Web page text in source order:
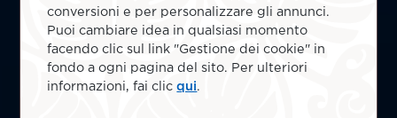
conversioni e per personalizzare gli annunci.
Puoi cambiare idea in qualsiasi momento
facendo clic sul link "Gestione dei cookie" in
fondo a ogni pagina del sito. Per ulteriori
informazioni, fai clicqui